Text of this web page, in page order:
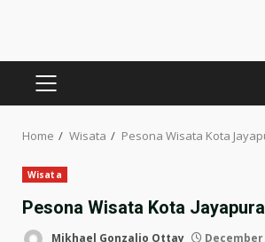
PRIMARY
Home Wisata Pesona Wisata Kota
Wisata
Pesona Wisata Kota Jayapura
Mikhael Gonzalio Ottay December